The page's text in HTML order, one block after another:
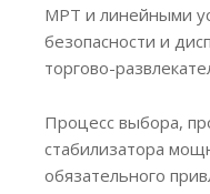
МРТ и линейными
безопасности и
торгово-
Процесс выбора,
стабилизатора
обязательного